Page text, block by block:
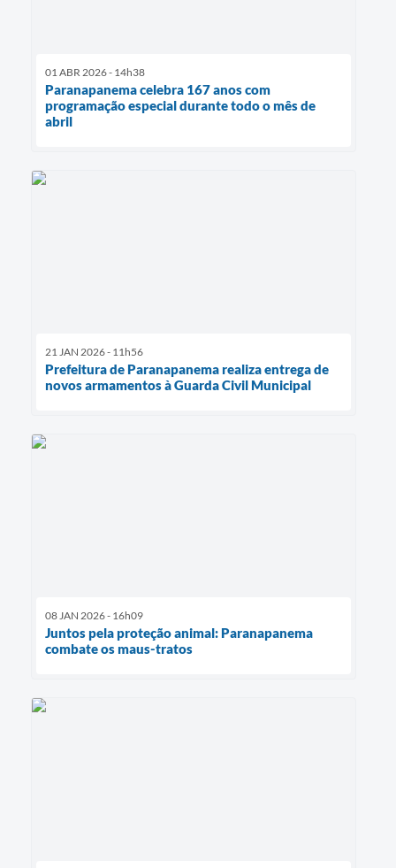
01 ABR 2026 - 14h38
Paranapanema celebra 167 anos com
programação especial durante todo o mês de
abril
21 JAN 2026 - 11h56
Prefeitura de Paranapanema realiza entrega de
novos armamentos à Guarda Civil Municipal
08 JAN 2026 - 16h09
Juntos pela proteção animal: Paranapanema
combate os maus-tratos